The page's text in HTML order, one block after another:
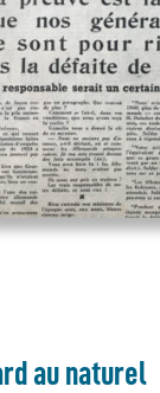
au naturel